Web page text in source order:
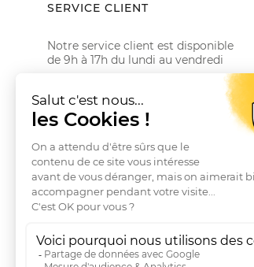
SERVICE CLIENT
Notre service client est disponible
de 9h à 17h du lundi au vendredi
Email serviceclient@manbow.fr
Téléphone01 78 35 10 20
Conditions générales des promotions
Conditions générales de vente
Questions fréquentes
Livraisons et Retours
RGPD